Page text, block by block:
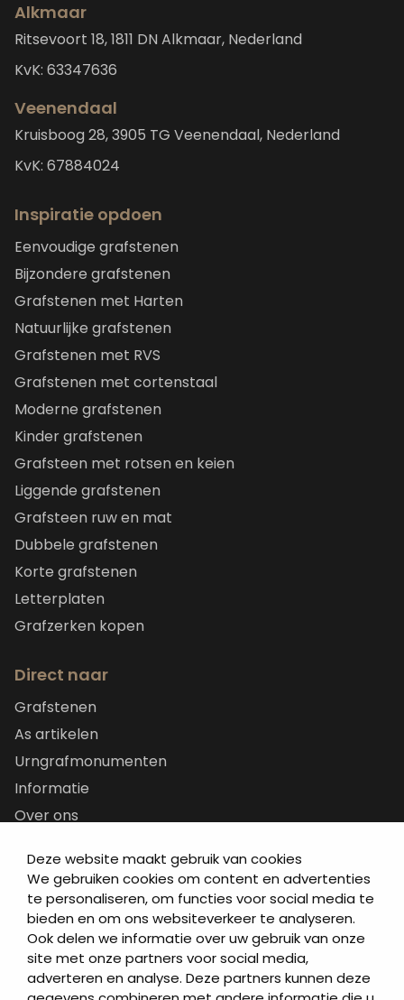
Deze website maakt gebruik van cookies
We gebruiken cookies om content en advertenties
te personaliseren, om functies voor social media te
bieden en om ons websiteverkeer te analyseren.
Ook delen we informatie over uw gebruik van onze
site met onze partners voor social media,
adverteren en analyse. Deze partners kunnen deze
Alkmaar
Ritsevoort 18, 1811 DN Alkmaar, Nederland
KvK: 63347636
Veenendaal
Kruisboog 28, 3905 TG Veenendaal, Nederland
KvK: 67884024
Inspiratie opdoen
Eenvoudige grafstenen
Bijzondere grafstenen
Grafstenen met Harten
Natuurlijke grafstenen
Grafstenen met RVS
Grafstenen met cortenstaal
Moderne grafstenen
Kinder grafstenen
Grafsteen met rotsen en keien
Liggende grafstenen
Grafsteen ruw en mat
Dubbele grafstenen
Korte grafstenen
Letterplaten
Grafzerken kopen
Direct naar
Grafstenen
As artikelen
Urngrafmonumenten
Informatie
Over ons
Artea in de buurt
Onze werkwijze
Urnen en as sieraden webshop
Volg ons op: